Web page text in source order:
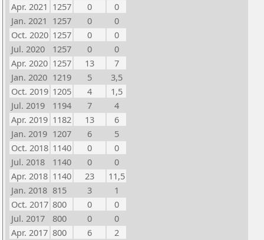
Apr. 2021 1257 0
0
Jan. 2021 1257 0
0
Oct. 2020 1257 0
0
Jul. 2020
1257 0
0
Apr. 2020 1257 13
7
Jan. 2020 1219 5
3,5
Oct. 2019 1205 4
1,5
Jul. 2019
1194 7
4
Apr. 2019 1182 13
6
Jan. 2019 1207 6
5
Oct. 2018 1140 0
0
Jul. 2018
1140 0
0
Apr. 2018 1140 23
11,5
Jan. 2018 815 3
1
Oct. 2017 800 0
0
Jul. 2017
800 0
0
Apr. 2017 800 6
2